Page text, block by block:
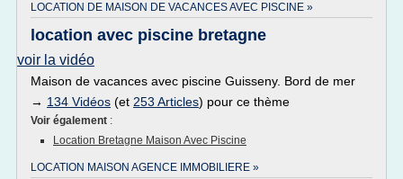
LOCATION DE MAISON DE VACANCES AVEC PISCINE »
location avec piscine bretagne
voir la vidéo
Maison de vacances avec piscine Guisseny. Bord de mer
→ 134 Vidéos (et 253 Articles) pour ce thème
Voir également :
Location Bretagne Maison Avec Piscine
LOCATION MAISON AGENCE IMMOBILIERE »